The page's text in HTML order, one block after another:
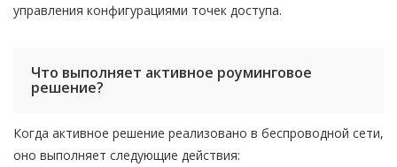
управления конфигурациями точек доступа.
Что выполняет активное роуминговое
решение?
Когда активное решение реализовано в беспроводной сети,
оно выполняет следующие действия: